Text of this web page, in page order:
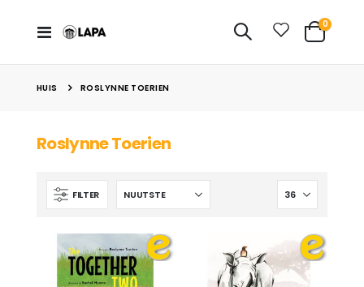
Toggle
Cart
0Items
HUIS ROSLYNNE TOERIEN
Roslynne Toerien
FILTER